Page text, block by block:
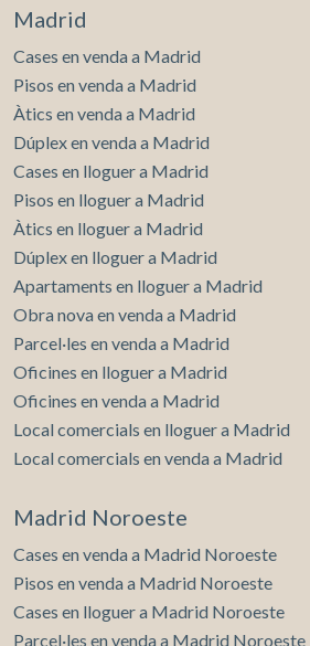
Madrid
Cases en venda a Madrid
Pisos en venda a Madrid
Àtics en venda a Madrid
Dúplex en venda a Madrid
Cases en lloguer a Madrid
Pisos en lloguer a Madrid
Àtics en lloguer a Madrid
Dúplex en lloguer a Madrid
Apartaments en lloguer a Madrid
Obra nova en venda a Madrid
Parcel·les en venda a Madrid
Oficines en lloguer a Madrid
Oficines en venda a Madrid
Local comercials en lloguer a Madrid
Local comercials en venda a Madrid
Madrid Noroeste
Cases en venda a Madrid Noroeste
Pisos en venda a Madrid Noroeste
Cases en lloguer a Madrid Noroeste
Parcel·les en venda a Madrid Noroeste